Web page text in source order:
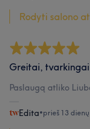
Rodyti salono
Greitai,
Paslaugą atliko
Edita•prieš 13 dienų